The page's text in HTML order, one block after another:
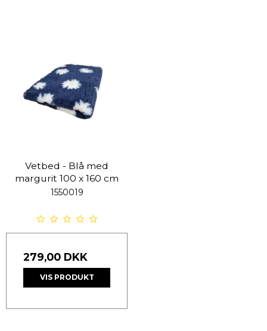
Vetbed - Blå med
margurit 100 x 160 cm
1550019
279,00 DKK
VIS PRODUKT